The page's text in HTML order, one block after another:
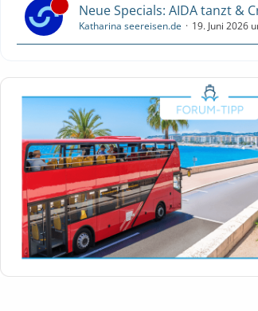
Neue Specials: AIDA tanzt &
Katharina seereisen.de 19. Juni 2026